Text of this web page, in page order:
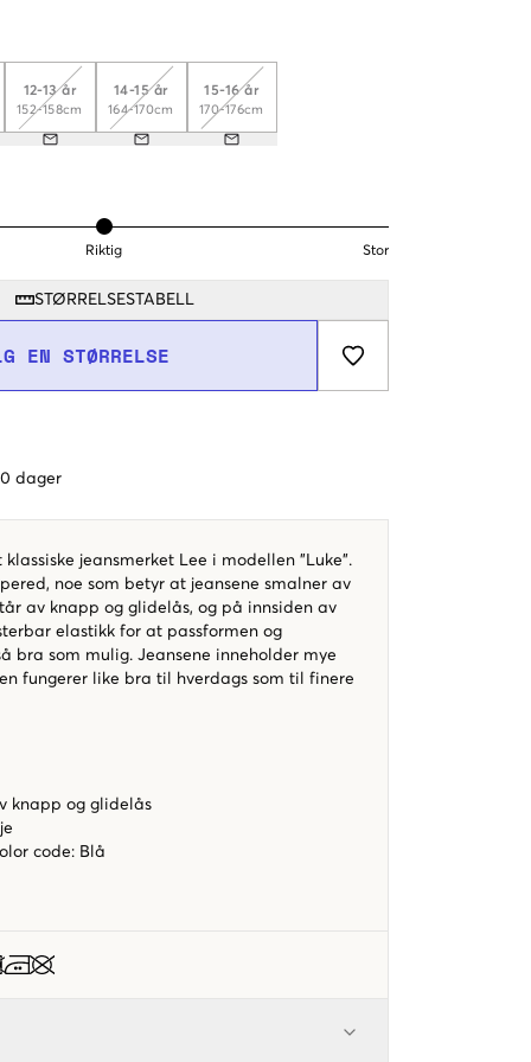
12-13 år
152-158cm
14-15 år
164-170cm
15-16 år
170-176cm
Riktig Stor
STØRRELSESTABELL
EN STØRRELSE
dager
jeansmerket Lee i modellen "Luke".
noe som betyr at jeansene smalner av
av knapp og glidelås, og på innsiden av
elastikk for at passformen og
bra som mulig. Jeansene inneholder mye
fungerer like bra til hverdags som til finere
knapp og glidelås
code: Blå